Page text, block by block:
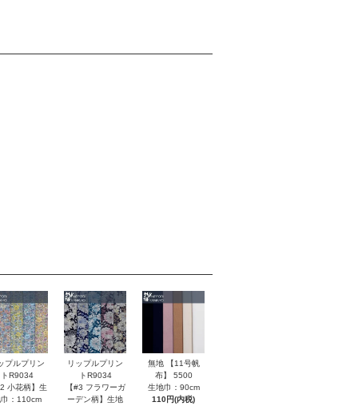
プルプリン
トR9034
小花柄】生
：110cm
リップルプリン
トR9034
【#3 フラワーガ
ーデン柄】生地
無地 【11号帆
布】 5500
生地巾：90cm
110円(内税)